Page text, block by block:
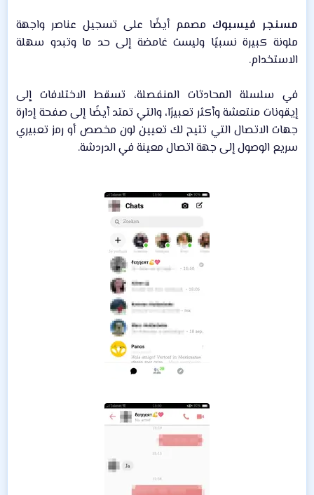
مسنجر فيسبوك مصمم أيضًا على تسجيل عناصر واجهة
ملونة كبيرة نسبيًا وليست غامضة إلى حد ما وتبدو سهلة
الاستخدام.​
في سلسلة المحادثات المنفصلة، تسقط الاختلافات إلى
إيقونات منتعشة وأكثر تعبيرًا، والتي تمتد أيضًا إلى صفحة إدارة
جهات الاتصال التي تتيح لك تعيين لون مخصص أو رمز تعبيري
سريع الوصول إلى جهة اتصال معينة في الدردشة.​